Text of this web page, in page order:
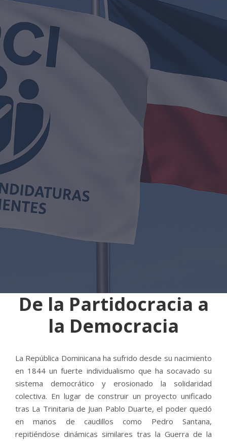
De la Partidocracia a
la Democracia
La República Dominicana ha sufrido desde su nacimiento
en 1844 un fuerte individualismo que ha socavado su
sistema democrático y erosionado la solidaridad
colectiva. En lugar de construir un proyecto unificado
tras La Trinitaria de Juan Pablo Duarte, el poder quedó
en manos de caudillos como Pedro Santana,
repitiéndose dinámicas similares tras la Guerra de la